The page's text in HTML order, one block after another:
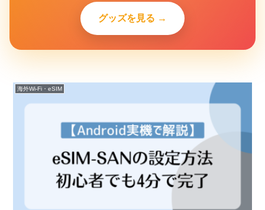
グッズを見る →
海外Wi-Fi・eSIM